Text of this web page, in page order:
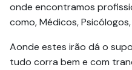
onde encontramos
como, Médicos,
Aonde estes irão dá o
tudo corra bem e com